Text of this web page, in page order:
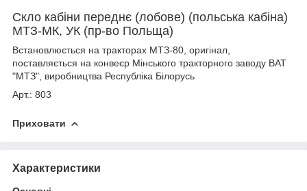
Скло кабіни переднє (лобове) (польська кабіна)
МТЗ-МК, УК (пр-во Польща)
Встановлюється на тракторах МТЗ-80, оригінал,
поставляється на конвеєр Мінського тракторного заводу ВАТ
"МТЗ", виробництва Республіка Білорусь
Арт.: 803
Приховати
Характеристики